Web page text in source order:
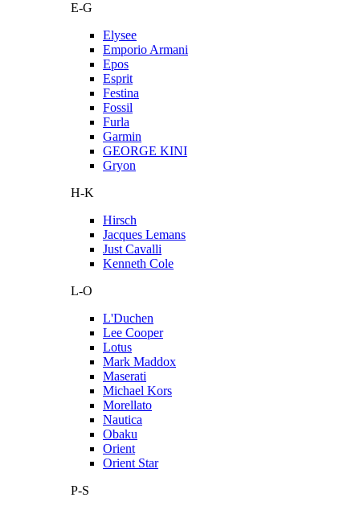
E-G
Elysee
Emporio Armani
Epos
Esprit
Festina
Fossil
Furla
Garmin
GEORGE KINI
Gryon
H-K
Hirsch
Jacques Lemans
Just Cavalli
Kenneth Cole
L-O
L'Duchen
Lee Cooper
Lotus
Mark Maddox
Maserati
Michael Kors
Morellato
Nautica
Obaku
Orient
Orient Star
P-S